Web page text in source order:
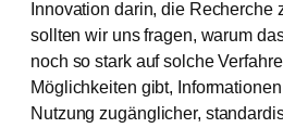
Innovation darin, die Recherche
sollten wir uns fragen, warum
noch so stark auf solche
Möglichkeiten gibt,
Nutzung zugänglicher,